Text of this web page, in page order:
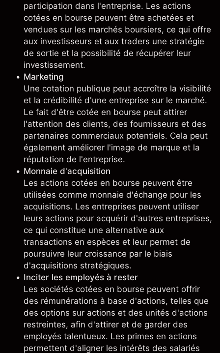
participation dans l'entreprise. Les actions
cotées en bourse peuvent être achetées et
vendues sur les marchés boursiers, ce qui offre
aux investisseurs et aux traders une stratégie
de sortie et la possibilité de récupérer leur
investissement.
Marketing
Une cotation publique peut accroître la visibilité
et la crédibilité d'une entreprise sur le marché.
Le fait d'être cotée en bourse peut attirer
l'attention des clients, des fournisseurs et des
partenaires commerciaux potentiels. Cela peut
également améliorer l'image de marque et la
réputation de l'entreprise.
Monnaie d'acquisition
Les actions cotées en bourse peuvent être
utilisées comme monnaie d'échange pour les
acquisitions. Les entreprises peuvent utiliser
leurs actions pour acquérir d'autres entreprises,
ce qui constitue une alternative aux
transactions en espèces et leur permet de
poursuivre leur croissance par le biais
d'acquisitions stratégiques.
Inciter les employés à rester
Les sociétés cotées en bourse peuvent offrir
des rémunérations à base d'actions, telles que
des options sur actions et des unités d'actions
restreintes, afin d'attirer et de garder des
employés talentueux. Les primes en actions
permettent d'aligner les intérêts des salariés